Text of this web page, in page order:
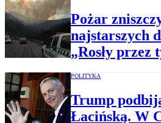
Pożar
najstarszych
„Rosły przez
POLITYKA
Trump
Łacińską. W